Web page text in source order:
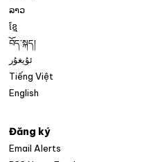
ລາວ
ខ្មែ
བོད་སྐད།
ئۇيغۇر
Tiếng Việt
English
Đăng ký
Email Alerts